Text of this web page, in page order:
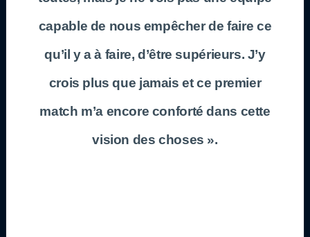
capable de nous empêcher de faire ce
qu’il y a à faire, d’être supérieurs. J’y
crois plus que jamais et ce premier
match m’a encore conforté dans cette
vision des choses ».